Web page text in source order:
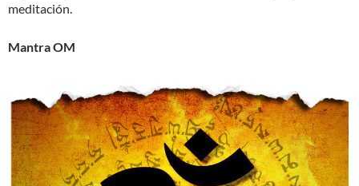
meditación.
Mantra OM